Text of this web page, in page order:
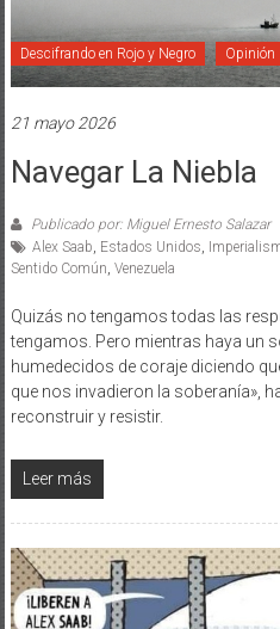
Descifrando en Rojo y Negro Opinión
21 mayo 2026
Navegar La Niebla
Publicado por: Miguel Ernesto Salazar
Alex Saab, Estados Unidos,
Sentido Común, Venezuela
Quizás no tengamos todas las
tengamos. Pero mientras haya un
humedecidos de coraje diciendo
que nos invadieron la soberanía»,
reconstruir y resistir.
Leer más